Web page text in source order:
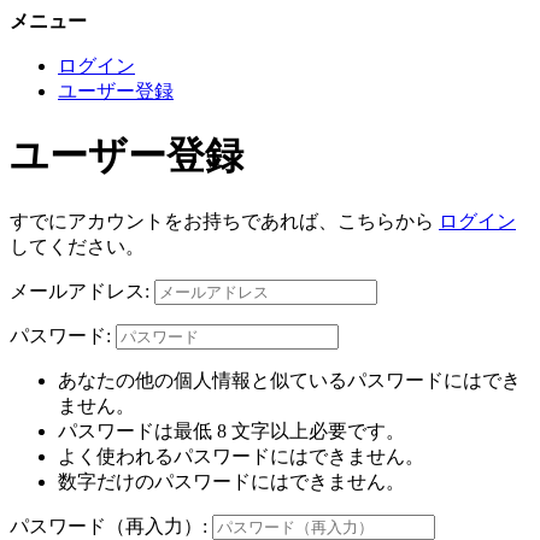
メニュー
ログイン
ユーザー登録
ユーザー登録
すでにアカウントをお持ちであれば、こちらから ログイン
してください。
メールアドレス:
パスワード:
あなたの他の個人情報と似ているパスワードにはでき
ません。
パスワードは最低 8 文字以上必要です。
よく使われるパスワードにはできません。
数字だけのパスワードにはできません。
パスワード（再入力）: